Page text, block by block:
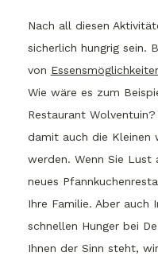
Nach all diesen
sicherlich hungrig sein.
von
Wie wäre es zum
Restaurant
damit auch die Kleinen
werden. Wenn Sie Lust
neues
Ihre Familie. Aber auch
schnellen Hunger bei
Ihnen der Sinn steht,